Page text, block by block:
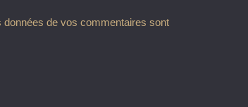
de vos commentaires sont